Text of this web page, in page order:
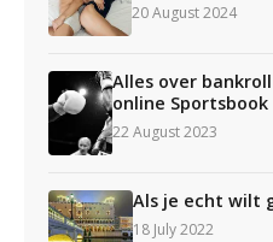
20 August 2024
Alles over
online Sportsbook
22 August 2023
Als je echt wilt
18 July 2022